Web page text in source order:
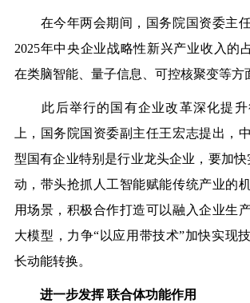
在今年两会期间，国务院国资委主任
2025年中央企业战略性新兴产业收入的
在类脑智能、量子信息、可控核聚变等方
此后举行的国有企业改革深化提升
上，国务院国资委副主任王宏志提出，
型国有企业特别是行业龙头企业，要加快
动，带头抢抓人工智能赋能传统产业的
用场景，积极合作打造可以融入企业生
大模型，力争“以应用带技术”加快实现
长动能转换。
进一步发挥 联合体功能作用